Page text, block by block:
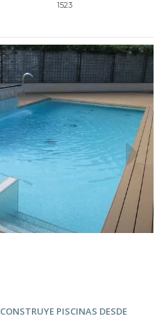
1523
CONSTRUYE PISCINAS DESDE